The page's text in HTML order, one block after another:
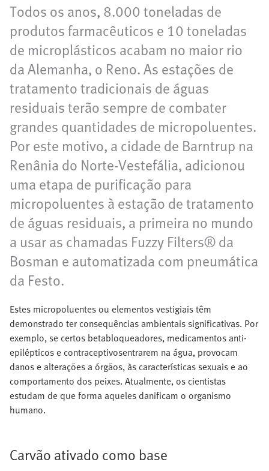
Todos os anos, 8.000 toneladas de
produtos farmacêuticos e 10 toneladas
de microplásticos acabam no maior rio
da Alemanha, o Reno. As estações de
tratamento tradicionais de águas
residuais terão sempre de combater
grandes quantidades de micropoluentes.
Por este motivo, a cidade de Barntrup na
Renânia do Norte-Vestefália, adicionou
uma etapa de purificação para
micropoluentes à estação de tratamento
de águas residuais, a primeira no mundo
a usar as chamadas Fuzzy Filters® da
Bosman e automatizada com pneumática
da Festo.
Estes micropoluentes ou elementos vestigiais têm
demonstrado ter consequências ambientais significativas. Por
exemplo, se certos betabloqueadores, medicamentos anti-
epilépticos e contraceptivosentrarem na água, provocam
danos e alterações a órgãos, às características sexuais e ao
comportamento dos peixes. Atualmente, os cientistas
estudam de que forma aqueles danificam o organismo
humano.
Carvão ativado como base